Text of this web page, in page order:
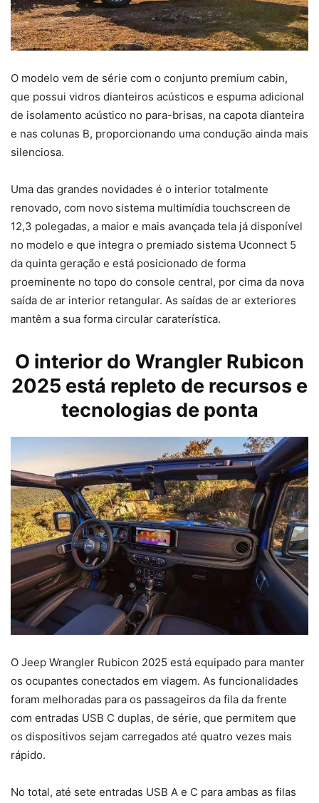
O modelo vem de série com o conjunto premium cabin,
que possui vidros dianteiros acústicos e espuma adicional
de isolamento acústico no para-brisas, na capota dianteira
e nas colunas B, proporcionando uma condução ainda mais
silenciosa.
Uma das grandes novidades é o interior totalmente
renovado, com novo sistema multimídia touchscreen de
12,3 polegadas, a maior e mais avançada tela já disponível
no modelo e que integra o premiado sistema Uconnect 5
da quinta geração e está posicionado de forma
proeminente no topo do console central, por cima da nova
saída de ar interior retangular. As saídas de ar exteriores
mantêm a sua forma circular caraterística.
O interior do Wrangler Rubicon
2025 está repleto de recursos e
tecnologias de ponta
O Jeep Wrangler Rubicon 2025 está equipado para manter
os ocupantes conectados em viagem. As funcionalidades
foram melhoradas para os passageiros da fila da frente
com entradas USB C duplas, de série, que permitem que
os dispositivos sejam carregados até quatro vezes mais
rápido.
No total, até sete entradas USB A e C para ambas as filas